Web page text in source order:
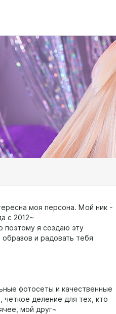
моя персона. Мой ник -
с 2012~
я создаю эту
и радовать тебя
фотосеты и качественные
деление для тех, кто
мой друг~